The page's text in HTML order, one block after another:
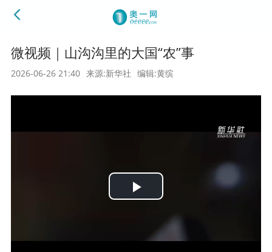
微视频｜山沟沟里的大国“农”事
2026-06-26 21:40 来源:新华社 编辑:黄缤
Play
Video